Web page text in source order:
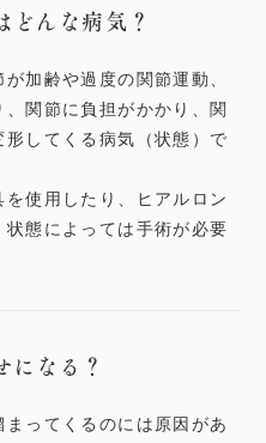
んな病気？
加齢や過度の関節運動、
関節に負担がかかり、関
してくる病気（状態）で
使用したり、ヒアルロン
態によっては手術が必要
なる？
ってくるのには原因があ